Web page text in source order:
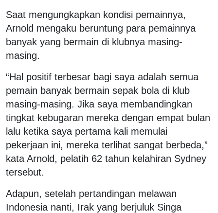
Saat mengungkapkan kondisi pemainnya,
Arnold mengaku beruntung para pemainnya
banyak yang bermain di klubnya masing-
masing.
“Hal positif terbesar bagi saya adalah semua
pemain banyak bermain sepak bola di klub
masing-masing. Jika saya membandingkan
tingkat kebugaran mereka dengan empat bulan
lalu ketika saya pertama kali memulai
pekerjaan ini, mereka terlihat sangat berbeda,”
kata Arnold, pelatih 62 tahun kelahiran Sydney
tersebut.
Adapun, setelah pertandingan melawan
Indonesia nanti, Irak yang berjuluk Singa